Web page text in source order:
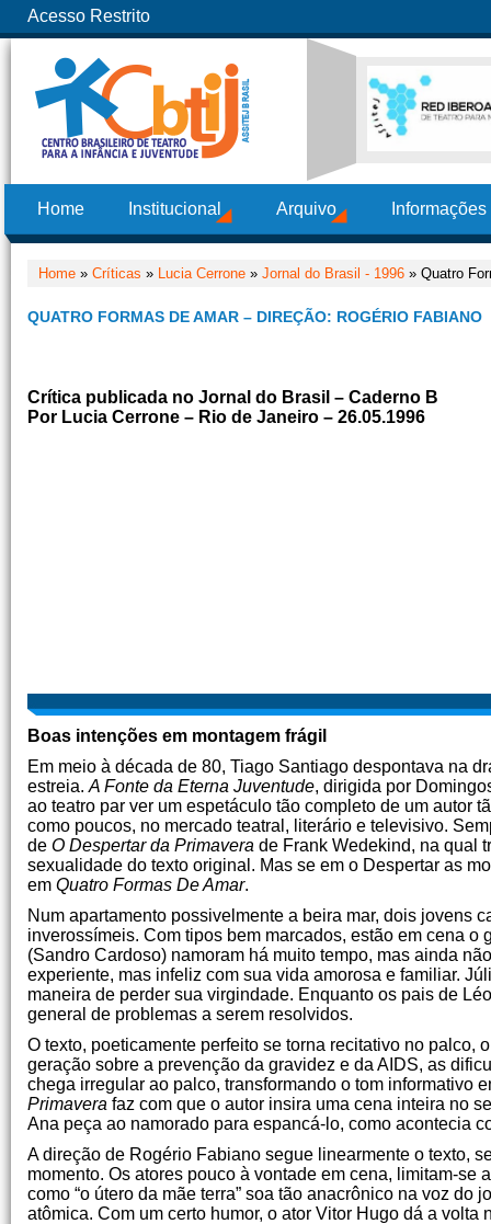
Acesso Restrito
Home Institucional Arquivo
Home » Críticas » Lucia Cerrone » Jornal do Brasil - 1996 » Quatro
QUATRO FORMAS DE AMAR – DIREÇÃO: ROGÉRIO FABIANO
Crítica publicada no Jornal do Brasil – Caderno B
Por Lucia Cerrone – Rio de Janeiro – 26.05.1996
Boas intenções em montagem frágil
Em meio à década de 80, Tiago Santiago despontava na
estreia. A Fonte da Eterna Juventude, dirigida por
ao teatro par ver um espetáculo tão completo de um autor
como poucos, no mercado teatral, literário e televisivo.
de O Despertar da Primavera de Frank Wedekind, na qual
sexualidade do texto original. Mas se em o Despertar as
em Quatro Formas De Amar.
Num apartamento possivelmente a beira mar, dois jovens
inverossímeis. Com tipos bem marcados, estão em cena
(Sandro Cardoso) namoram há muito tempo, mas ainda
experiente, mas infeliz com sua vida amorosa e familiar.
maneira de perder sua virgindade. Enquanto os pais de
general de problemas a serem resolvidos.
O texto, poeticamente perfeito se torna recitativo no palco,
geração sobre a prevenção da gravidez e da AIDS, as
chega irregular ao palco, transformando o tom informativo
Primavera faz com que o autor insira uma cena inteira no
Ana peça ao namorado para espancá-lo, como acontecia
A direção de Rogério Fabiano segue linearmente o texto,
momento. Os atores pouco à vontade em cena, limitam-
como “o útero da mãe terra” soa tão anacrônico na voz
atômica. Com um certo humor, o ator Vitor Hugo dá a